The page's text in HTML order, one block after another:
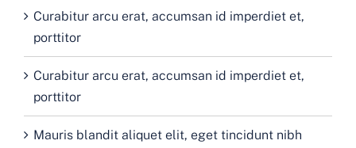
Curabitur arcu erat, accumsan id imperdiet et,
porttitor
Curabitur arcu erat, accumsan id imperdiet et,
porttitor
Mauris blandit aliquet elit, eget tincidunt nibh